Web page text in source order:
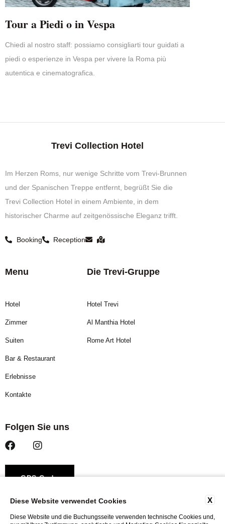
Tour a Piedi o in Vespa
Chiedi al nostro staff: possiamo consigliarti tour guidati a
piedi o esperienze in Vespa per vivere la Roma più
autentica e cinematografica.
Trevi Collection Hotel
Im Herzen Roms, nur wenige Schritte vom Trevi-Brunnen
und der Spanischen Treppe entfernt, begrüßt Sie die
Trevi Collection Hotel in einem Ambiente, in dem
historischer Charme auf zeitgenössische Eleganz trifft.
Booking Reception
Menu
Hotel
Zimmer
Suiten
Bar & Restaurant
Erlebnisse
Kontakte
Die Trevi-Gruppe
Hotel Trevi
Al Manthia Hotel
Rome Art Hotel
Folgen Sie uns
GDS Code
Amadeus – YX ROMTCO
Sabre – YX 621735
X
Diese Website verwendet Cookies
Diese Website und die Buchungsseite verwenden technische Cookies und,